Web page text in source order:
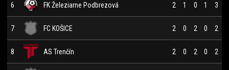
6 FK Železiarne Podbrezová 2 1 0 1 3
7 FC KOŠICE 2 0 2 0 2
8 AS Trenčín 2 0 2 0 2